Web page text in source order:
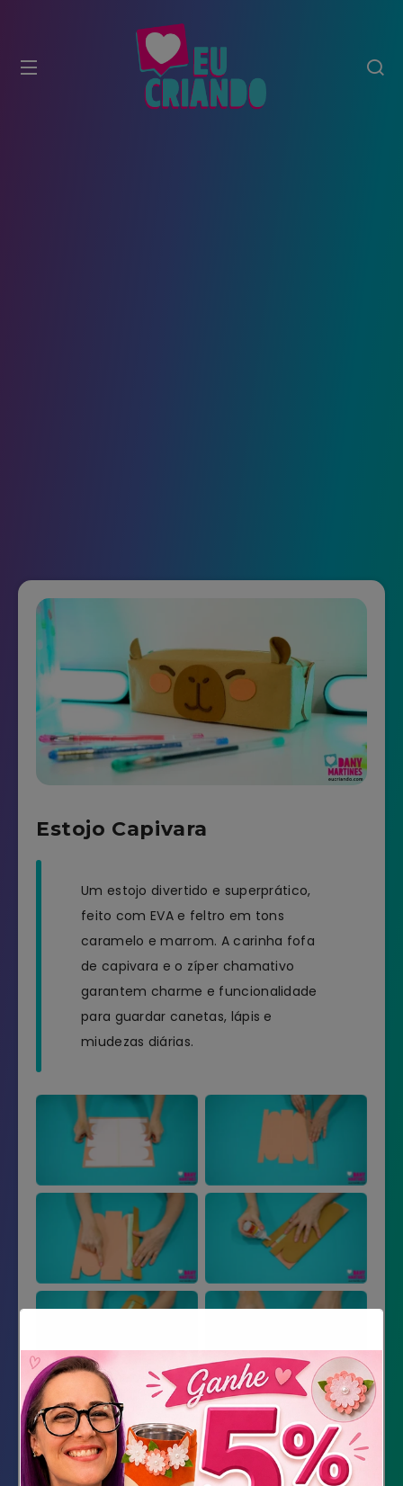
Estojo Capivara
Um estojo divertido e superprático,
feito com EVA e feltro em tons
caramelo e marrom. A carinha fofa
de capivara e o zíper chamativo
garantem charme e funcionalidade
para guardar canetas, lápis e
miudezas diárias.